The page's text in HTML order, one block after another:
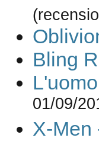
Bling
01/09/
X-Men